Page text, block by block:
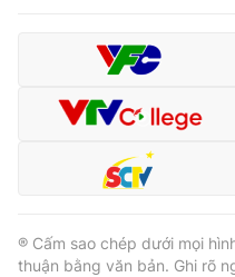
® Cấm sao chép dưới mọi
thuận bằng văn bản. Ghi rõ